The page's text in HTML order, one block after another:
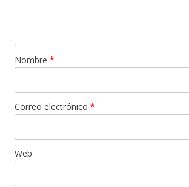
Nombre *
Correo electrónico *
Web